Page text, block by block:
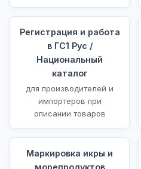
Регистрация и работа
в ГС1 Рус /
Национальный
каталог
для производителей и
импортеров при
описании товаров
Маркировка икры и
морепродуктов